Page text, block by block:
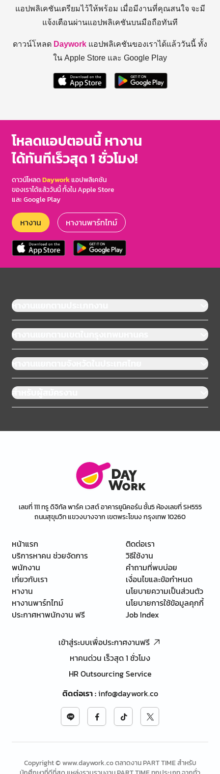
แอปพลิเคชันเตรียมไว้ให้พร้อม เมื่อมีงานที่คุณสนใจ จะมี
แจ้งเตือนผ่านแอปพลิเคชันบนมือถือทันที
ดาวน์โหลด Daywork แอปพลิเคชันของเราได้แล้ววันนี้ ทั้ง
ใน Apple Store และ Google Play
โหลดแอปตอนนี้ หางาน
ได้ทันทีเร็วสุด 1 ชั่วโมง!
ดาวน์โหลดDayworkแอปพลิเคชัน
ของเราได้แล้ววันนี้ ทั้งใน Apple Store
และ Google Play
หางาน หางานพาร์ทไทม์
หางานแยกตามประเภทงาน
หางานแยกตามเขตในกรุงเทพมหานคร
หางานแยกตามจังหวัดในประเทศไทย
สำหรับผู้สมัครงาน
เลขที่ 111 ทรู ดิจิทัล พาร์ค เวสต์ อาคารยูนิคอร์น ชั้น5 ห้องเลขที่ SH555
ถนนสุขุมวิท แขวงบางจาก เขตพระโขนง กรุงเทพ 10260
หน้าแรก
บริการหาคน ช่วยจัดการ
พนักงาน
เกี่ยวกับเรา
หางาน
หางานพาร์ทไทม์
ประกาศหาพนักงาน ฟรี
ติดต่อเรา
วิธีใช้งาน
คำถามที่พบบ่อย
เงื่อนไขและข้อกำหนด
นโยบายความเป็นส่วนตัว
นโยบายการใช้ข้อมูลคุกกี้
Job Index
เข้าสู่ระบบเพื่อประกาศงานฟรี
หาคนด่วน เร็วสุด 1 ชั่วโมง
HR Outsourcing Service
ติดต่อเรา:info@daywork.co
Copyright © www.daywork.co ตลาดงาน PART TIME สำหรับ